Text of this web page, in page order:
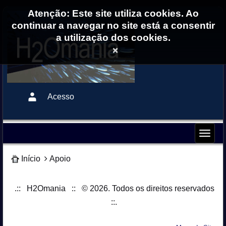
Acesso
Início Apoio
.:: H2Omania :: © 2026. Todos os direitos reservados
::.
Atenção: Este site utiliza cookies. Ao
continuar a navegar no site está a consentir
a utilização dos cookies.
×